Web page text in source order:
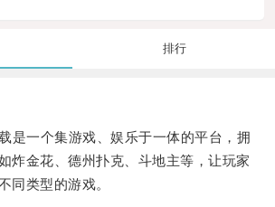
排行
一个集游戏、娱乐于一体的平台，拥
炸金花、德州扑克、斗地主等，让玩家
同类型的游戏。